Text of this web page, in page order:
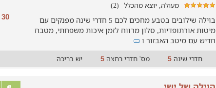
30
מעולה, יוצא מהכלל (2)
בוילה שילובים בטבע מחכים לכם 5 חדרי שינה מפנקים עם
מיטות אורתופדיות, סלון מרווח לזמן איכות משפחתי, מטבח
חדיש עם מיטב האבזור ו
חדרי שינה5 מס' חדרי רחצה5 יש בריכה